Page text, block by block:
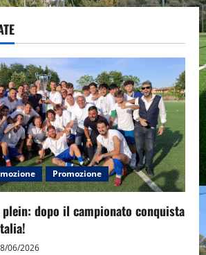
Promozione
plein: dopo il campionato conquista
06/2026